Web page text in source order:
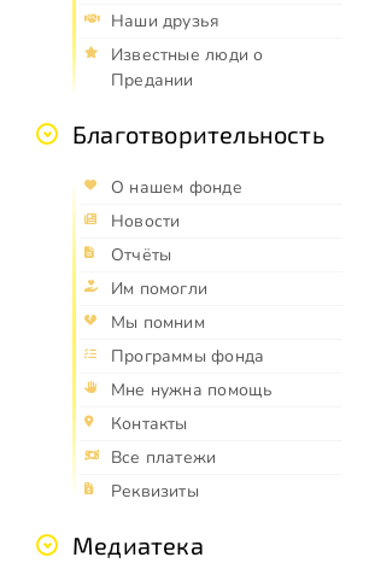
Наши друзья
Известные люди о
Предании
Благотворительность
О нашем фонде
Новости
Отчёты
Им помогли
Мы помним
Программы фонда
Мне нужна помощь
Контакты
Все платежи
Реквизиты
Медиатека